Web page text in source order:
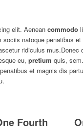
elit. Aeneancommodo
sociis natoque penatibus
ridiculus mus.Donec
eu,pretium quis,
et magnis dis
Fourth